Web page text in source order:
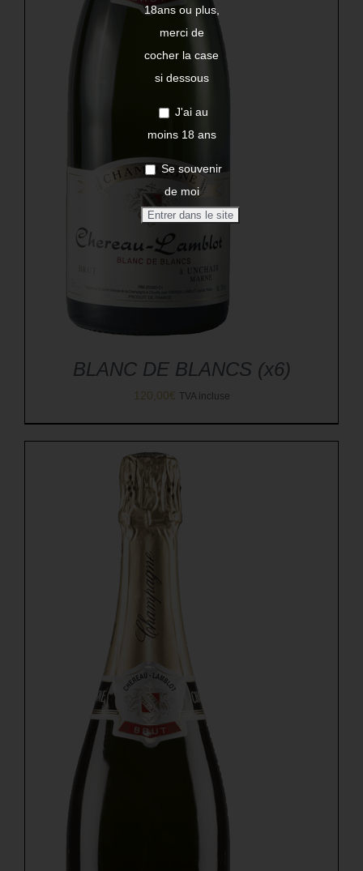
BLANC DE BLANCS (x6)
120,00€ TVA incluse
18ans ou plus,
merci de
cocher la case
si dessous
J'ai au
moins 18 ans
Se souvenir
de moi